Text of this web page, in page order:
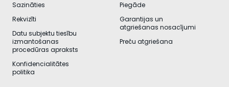
Sazināties
Rekvizīti
Datu subjektu tiesību
izmantošanas
procedūras apraksts
Konfidencialitātes
politika
Piegāde
Garantijas un
atgriešanas nosacījumi
Preču atgriešana